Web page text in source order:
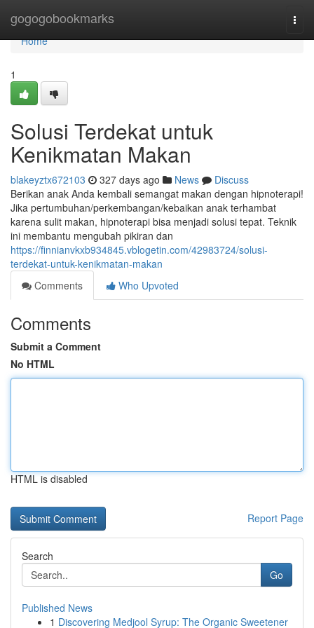
gogogobookmarks
Home
Home
1
Solusi Terdekat untuk
Kenikmatan Makan
blakeyztx672103 327 days ago News
Discuss
Berikan anak Anda kembali semangat makan dengan hipnoterapi!
Jika pertumbuhan/perkembangan/kebaikan anak terhambat
karena sulit makan, hipnoterapi bisa menjadi solusi tepat. Teknik
ini membantu mengubah pikiran dan
https://finnianvkxb934845.vblogetin.com/42983724/solusi-
terdekat-untuk-kenikmatan-makan
Comments
Who Upvoted
Comments
Submit a Comment
No HTML
HTML is disabled
Report Page
Search
Go
Published News
1 Discovering Medjool Syrup: The Organic Sweetener